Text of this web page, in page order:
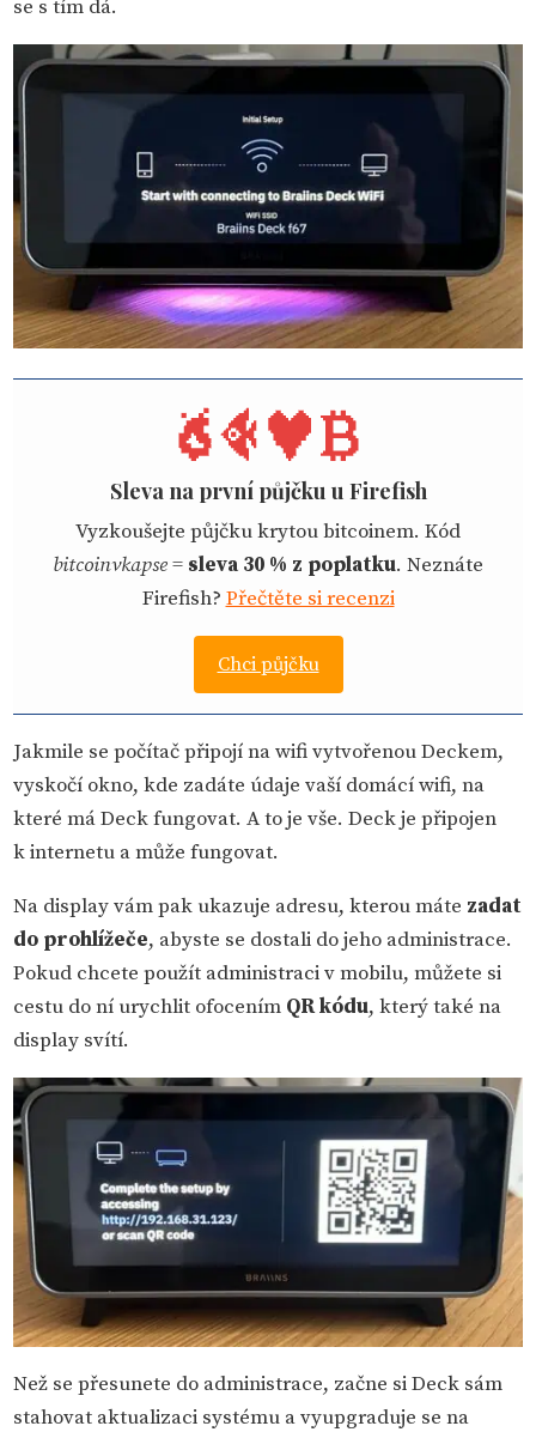
se s tím dá.
Sleva na první půjčku u Firefish
Vyzkoušejte půjčku krytou bitcoinem. Kód
bitcoinvkapse= sleva 30 % z poplatku. Neznáte
Firefish? Přečtěte si recenzi
Chci půjčku
Jakmile se počítač připojí na wifi vytvořenou Deckem,
vyskočí okno, kde zadáte údaje vaší domácí wifi, na
které má Deck fungovat. A to je vše. Deck je připojen
k internetu a může fungovat.
Na display vám pak ukazuje adresu, kterou máte zadat
do prohlížeče, abyste se dostali do jeho administrace.
Pokud chcete použít administraci v mobilu, můžete si
cestu do ní urychlit ofocením QR kódu, který také na
display svítí.
Než se přesunete do administrace, začne si Deck sám
stahovat aktualizaci systému a vyupgraduje se na